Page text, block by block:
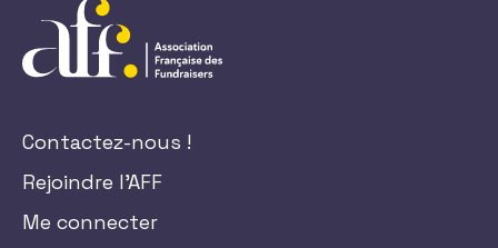
Contactez-nous !
Rejoindre l'AFF
Me connecter